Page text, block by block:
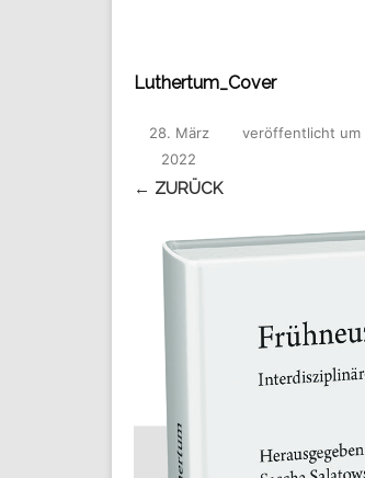
Luthertum_Cover
veröffentlicht
28. März
2022
um
← ZURÜCK